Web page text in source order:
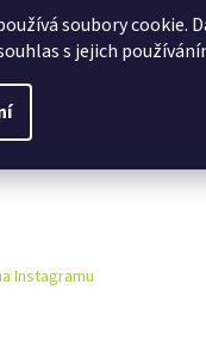
soubory cookie.
s jejich
Instagramu